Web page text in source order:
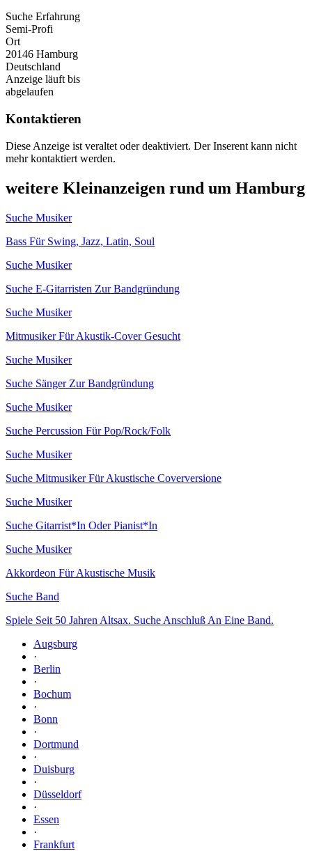
Suche Erfahrung
Semi-Profi
Ort
20146 Hamburg
Deutschland
Anzeige läuft bis
abgelaufen
Kontaktieren
Diese Anzeige ist veraltet oder deaktiviert. Der Inserent kann nicht
mehr kontaktiert werden.
weitere Kleinanzeigen rund um Hamburg
Suche Musiker
Bass Für Swing, Jazz, Latin, Soul
Suche Musiker
Suche E-Gitarristen Zur Bandgründung
Suche Musiker
Mitmusiker Für Akustik-Cover Gesucht
Suche Musiker
Suche Sänger Zur Bandgründung
Suche Musiker
Suche Percussion Für Pop/Rock/Folk
Suche Musiker
Suche Mitmusiker Für Akustische Coverversione
Suche Musiker
Suche Gitarrist*In Oder Pianist*In
Suche Musiker
Akkordeon Für Akustische Musik
Suche Band
Spiele Seit 50 Jahren Altsax. Suche Anschluß An Eine Band.
Augsburg
·
Berlin
·
Bochum
·
Bonn
·
Dortmund
·
Duisburg
·
Düsseldorf
·
Essen
·
Frankfurt